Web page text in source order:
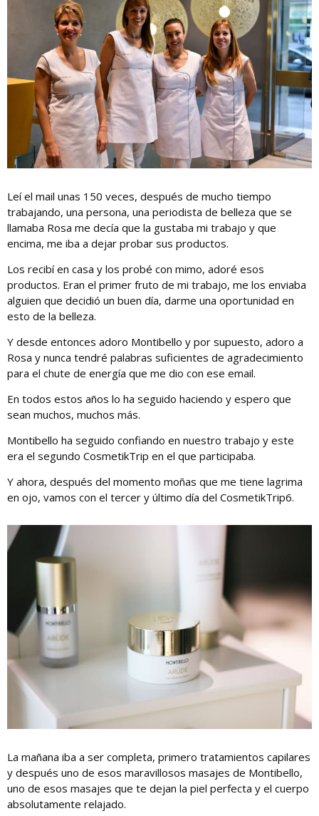
Leí el mail unas 150 veces, después de mucho tiempo
trabajando, una persona, una periodista de belleza que se
llamaba Rosa me decía que la gustaba mi trabajo y que
encima, me iba a dejar probar sus productos.
Los recibí en casa y los probé con mimo, adoré esos
productos. Eran el primer fruto de mi trabajo, me los enviaba
alguien que decidió un buen día, darme una oportunidad en
esto de la belleza.
Y desde entonces adoro Montibello y por supuesto, adoro a
Rosa y nunca tendré palabras suficientes de agradecimiento
para el chute de energía que me dio con ese email.
En todos estos años lo ha seguido haciendo y espero que
sean muchos, muchos más.
Montibello ha seguido confiando en nuestro trabajo y este
era el segundo CosmetikTrip en el que participaba.
Y ahora, después del momento moñas que me tiene lagrima
en ojo, vamos con el tercer y último día del CosmetikTrip6.
La mañana iba a ser completa, primero tratamientos capilares
y después uno de esos maravillosos masajes de Montibello,
uno de esos masajes que te dejan la piel perfecta y el cuerpo
absolutamente relajado.